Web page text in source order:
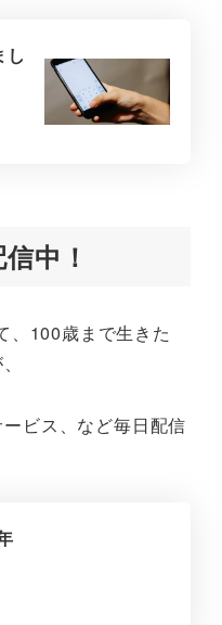
し
中！
、100歳まで生きた
ビス、など毎日配信